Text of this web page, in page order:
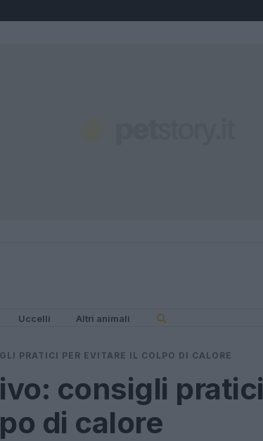
Uccelli Altri animali
PRATICI PER EVITARE IL COLPO DI CALORE
consigli pratici
di calore